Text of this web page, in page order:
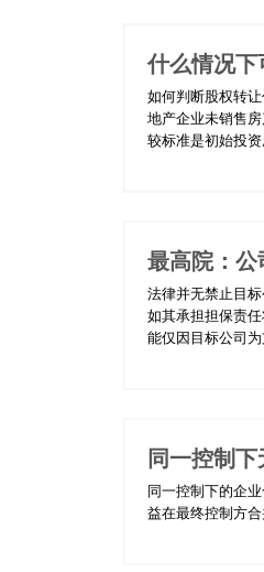
什么情况下
如何判断股权转
地产企业未销售
较标准是初始投
最高院：公
法律并无禁止目
如其承担担保责
能仅因目标公司
同一控制
同一控制下的企
益在最终控制方